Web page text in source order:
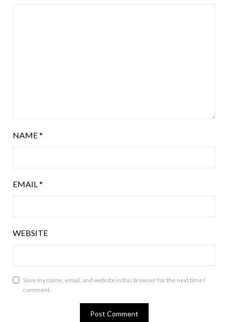
NAME*
EMAIL *
WEBSITE
Save my name, email, and website in this browser for the next time I
comment.